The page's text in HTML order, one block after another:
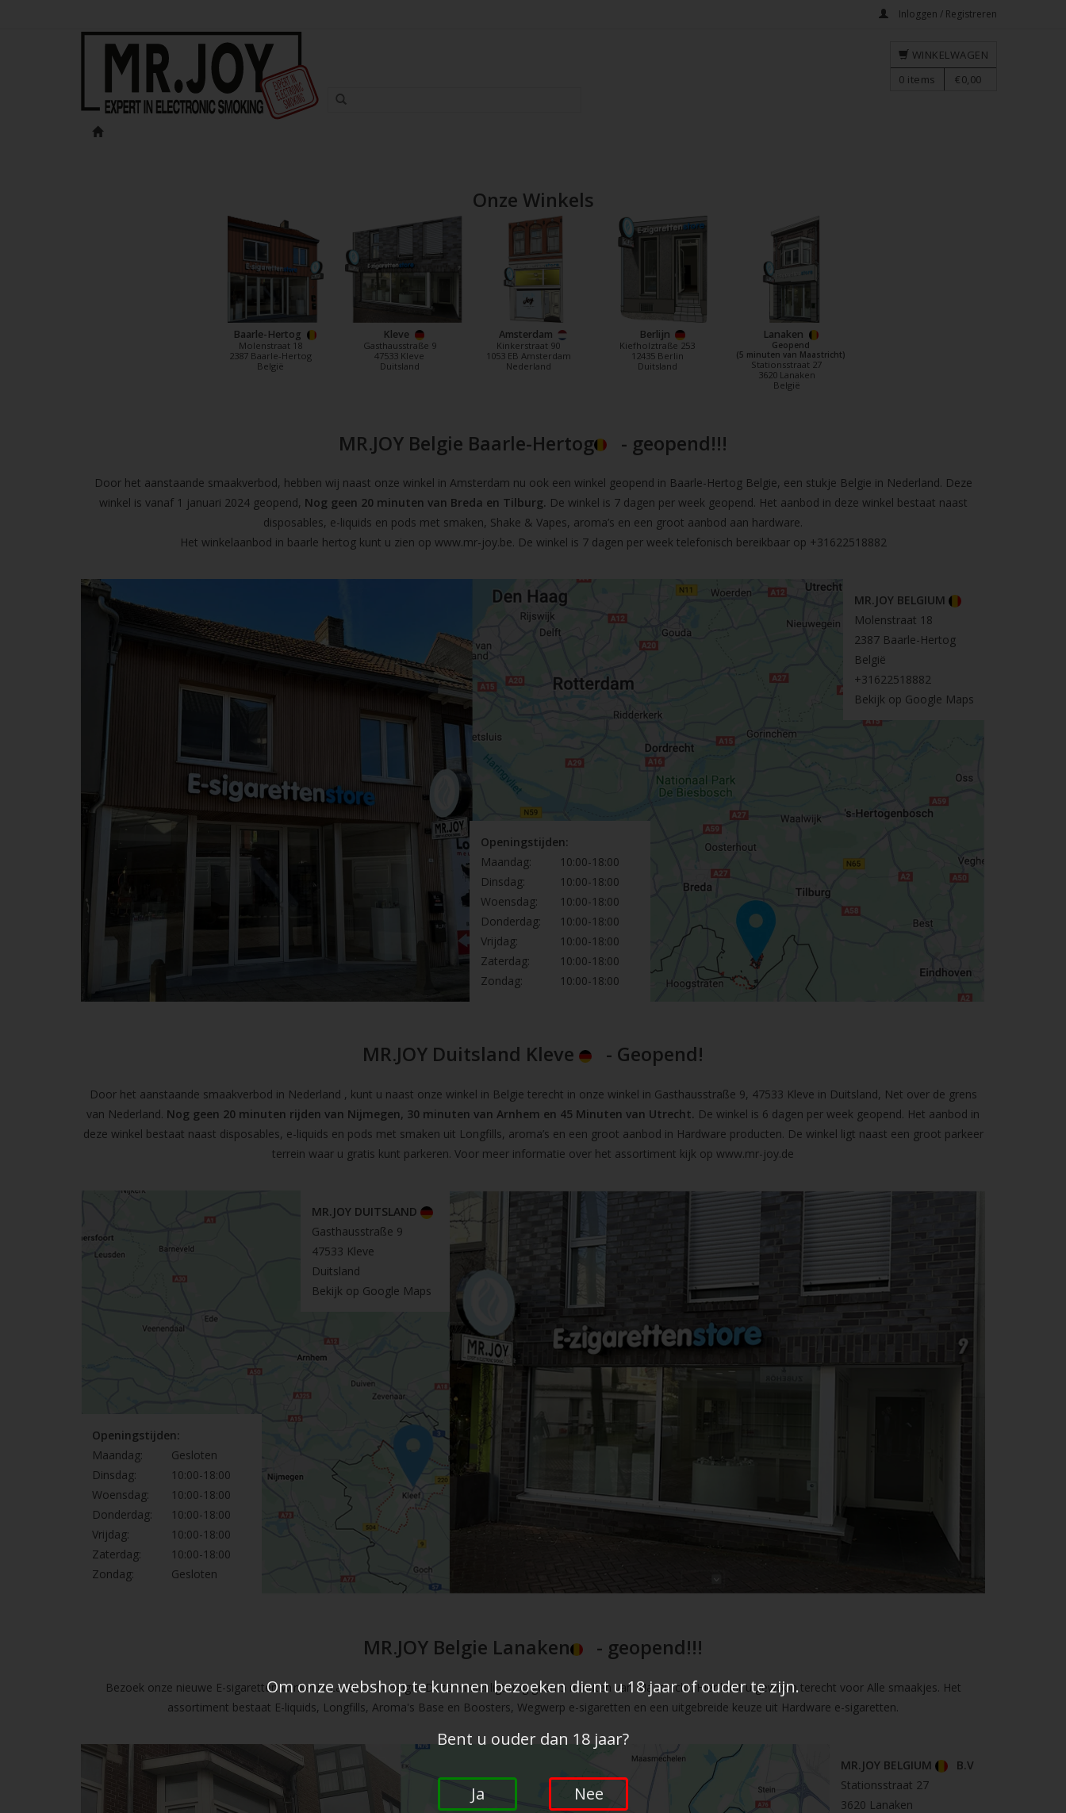
Inloggen / Registreren
WINKELWAGEN
0 items €0,00
Onze Winkels
Baarle-Hertog
Molenstraat 18
2387 Baarle-Hertog
België
Kleve
Gasthausstraße 9
47533 Kleve
Duitsland
Amsterdam
Kinkerstraat 90
1053 EB Amsterdam
Nederland
Berlijn
Kiefholztraße 253
12435 Berlin
Duitsland
Lanaken
Geopend
(5 minuten van Maastricht)
Stationsstraat 27
3620 Lanaken
België
MR.JOY Belgie Baarle-Hertog - geopend!!!
Door het aanstaande smaakverbod, hebben wij naast onze winkel in Amsterdam nu ook een winkel geopend in Baarle-Hertog Belgie, een stukje Belgie in Nederland. Deze
winkel is vanaf 1 januari 2024 geopend, Nog geen 20 minuten van Breda en Tilburg. De winkel is 7 dagen per week geopend. Het aanbod in deze winkel bestaat naast
disposables, e-liquids en pods met smaken, Shake & Vapes, aroma’s en een groot aanbod aan hardware.
Het winkelaanbod in baarle hertog kunt u zien op www.mr-joy.be. De winkel is 7 dagen per week telefonisch bereikbaar op +31622518882
MR.JOY BELGIUM
Molenstraat 18
2387 Baarle-Hertog
België
+31622518882
Bekijk op Google Maps
Openingstijden:
Maandag:
10:00-18:00
Dinsdag:
10:00-18:00
Woensdag:
10:00-18:00
Donderdag:
10:00-18:00
Vrijdag:
10:00-18:00
Zaterdag:
10:00-18:00
Zondag:
10:00-18:00
MR.JOY Duitsland Kleve - Geopend!
Door het aanstaande smaakverbod in Nederland , kunt u naast onze winkel in Belgie terecht in onze winkel in Gasthausstraße 9, 47533 Kleve in Duitsland, Net over de grens
van Nederland. Nog geen 20 minuten rijden van Nijmegen, 30 minuten van Arnhem en 45 Minuten van Utrecht. De winkel is 6 dagen per week geopend. Het aanbod in
deze winkel bestaat naast disposables, e-liquids en pods met smaken uit Longfills, aroma’s en een groot aanbod in Hardware producten. De winkel ligt naast een groot parkeer
terrein waar u gratis kunt parkeren. Voor meer informatie over het assortiment kijk op www.mr-joy.de
MR.JOY DUITSLAND
Gasthausstraße 9
47533 Kleve
Duitsland
Bekijk op Google Maps
Openingstijden:
Maandag:
Gesloten
Dinsdag:
10:00-18:00
Woensdag:
10:00-18:00
Donderdag:
10:00-18:00
Vrijdag:
10:00-18:00
Zaterdag:
10:00-18:00
Zondag:
Gesloten
MR.JOY Belgie Lanaken - geopend!!!
Bezoek onze nieuwe E-sigaretten Winkel in Lanaken in Belgie. Deze winkel ligt nog geen 5 minuten van Maastricht. Hier kunt u gewoon terecht voor Alle smaakjes. Het
assortiment bestaat E-liquids, Longfills, Aroma's Base en Boosters, Wegwerp e-sigaretten en een uitgebreide keuze uit Hardware e-sigaretten.
MR.JOY BELGIUM
B.V
Stationsstraat 27
3620 Lanaken
Om onze webshop te kunnen bezoeken dient u 18 jaar of ouder te zijn.
Bent u ouder dan 18 jaar?
Ja Nee